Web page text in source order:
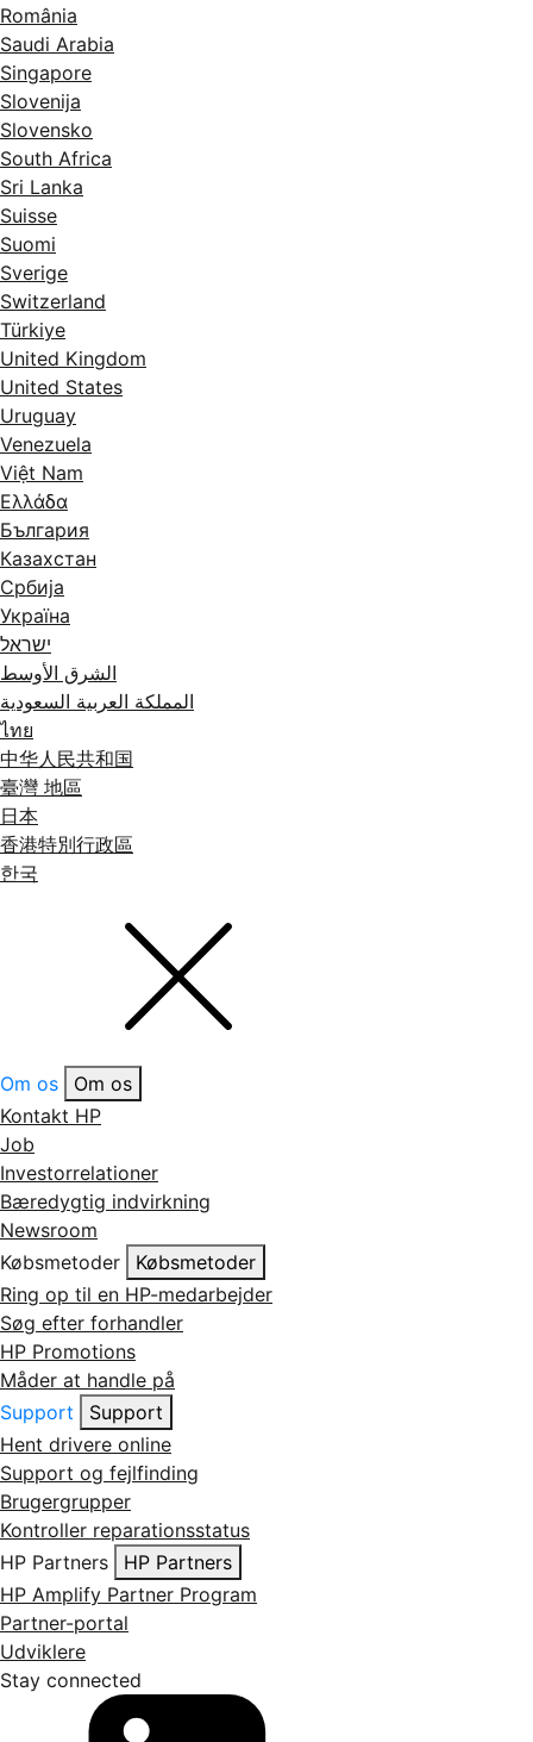
România
Saudi Arabia
Singapore
Slovenija
Slovensko
South Africa
Sri Lanka
Suisse
Suomi
Sverige
Switzerland
Türkiye
United Kingdom
United States
Uruguay
Venezuela
Việt Nam
Ελλάδα
България
Казахстан
Србија
Україна
ישראל
الشرق الأوسط
المملكة العربية السعودية
ไทย
中华人民共和国
臺灣 地區
日本
香港特別行政區
한국
Om os
Om os
Kontakt HP
Job
Investorrelationer
Bæredygtig indvirkning
Newsroom
Købsmetoder
Købsmetoder
Ring op til en HP-medarbejder
Søg efter forhandler
HP Promotions
Måder at handle på
Support
Support
Hent drivere online
Support og fejlfinding
Brugergrupper
Kontroller reparationsstatus
HP Partners
HP Partners
HP Amplify Partner Program
Partner-portal
Udviklere
Stay connected